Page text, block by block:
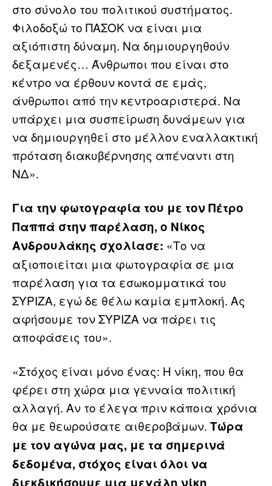
στο σύνολο του πολιτικού συστήματος.
Φιλοδοξώ το ΠΑΣΟΚ να είναι μια
αξιόπιστη δύναμη. Να δημιουργηθούν
δεξαμενές… Άνθρωποι που είναι στο
κέντρο να έρθουν κοντά σε εμάς,
άνθρωποι από την κεντροαριστερά. Να
υπάρχει μια συσπείρωση δυνάμεων για
να δημιουργηθεί στο μέλλον εναλλακτική
πρόταση διακυβέρνησης απέναντι στη
ΝΔ».
Για την φωτογραφία του με τον Πέτρο
Παππά στην παρέλαση, ο Νίκος
Ανδρουλάκης σχολίασε: «Το να
αξιοποιείται μια φωτογραφία σε μια
παρέλαση για τα εσωκομματικά του
ΣΥΡΙΖΑ, εγώ δε θέλω καμία εμπλοκή. Ας
αφήσουμε τον ΣΥΡΙΖΑ να πάρει τις
αποφάσεις του».
«Στόχος είναι μόνο ένας: Η νίκη, που θα
φέρει στη χώρα μια γενναία πολιτική
αλλαγή. Αν το έλεγα πριν κάποια χρόνια
θα με θεωρούσατε αιθεροβάμων. Τώρα
με τον αγώνα μας, με τα σημερινά
δεδομένα, στόχος είναι όλοι να